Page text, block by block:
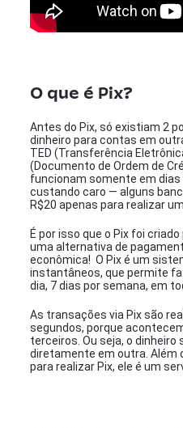
O que é Pix?
Antes do Pix, só existiam 2
dinheiro para contas em
TED (Transferência
(Documento de Ordem de
funcionam somente em
custando caro — alguns
R$20 apenas para realizar
É por isso que o Pix foi
uma alternativa de
econômica! O Pix é um
instantâneos, que permite
dia, 7 dias por semana, em
As transações via Pix são
segundos, porque
terceiros. Ou seja, o dinheiro
diretamente em outra. Além
para realizar Pix, ele é um